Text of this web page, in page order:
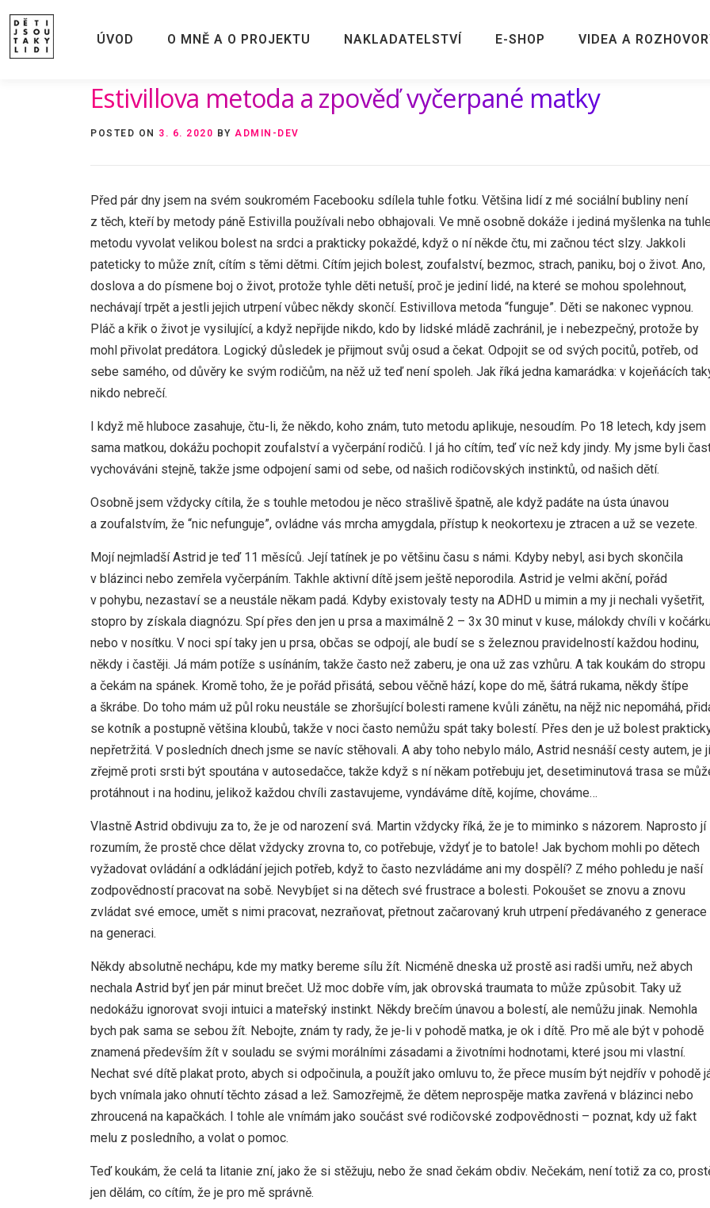
content
ÚVOD O MNĚ A O PROJEKTU NAKLADATELSTVÍ E-SHOP VIDEA A
Estivillova metoda a zpověď vyčerpané matky
POSTED ON 3. 6. 2020 BY ADMIN-DEV
Před pár dny jsem na svém soukromém Facebooku sdílela tuhle fotku. Většina lidí z mé sociální bubliny není
z těch, kteří by metody páně Estivilla používali nebo obhajovali. Ve mně osobně dokáže i jediná myšlenka na
metodu vyvolat velikou bolest na srdci a prakticky pokaždé, když o ní někde čtu, mi začnou téct slzy. Jakkoli
pateticky to může znít, cítím s těmi dětmi. Cítím jejich bolest, zoufalství, bezmoc, strach, paniku, boj o život. Ano,
doslova a do písmene boj o život, protože tyhle děti netuší, proč je jediní lidé, na které se mohou spolehnout,
nechávají trpět a jestli jejich utrpení vůbec někdy skončí. Estivillova metoda “funguje”. Děti se nakonec vypnou.
Pláč a křik o život je vysilující, a když nepřijde nikdo, kdo by lidské mládě zachránil, je i nebezpečný, protože by
mohl přivolat predátora. Logický důsledek je přijmout svůj osud a čekat. Odpojit se od svých pocitů, potřeb, od
sebe samého, od důvěry ke svým rodičům, na něž už teď není spoleh. Jak říká jedna kamarádka: v kojeňácích
nikdo nebrečí.
I když mě hluboce zasahuje, čtu-li, že někdo, koho znám, tuto metodu aplikuje, nesoudím. Po 18 letech, kdy jsem
sama matkou, dokážu pochopit zoufalství a vyčerpání rodičů. I já ho cítím, teď víc než kdy jindy. My jsme byli
vychováváni stejně, takže jsme odpojení sami od sebe, od našich rodičovských instinktů, od našich dětí.
Osobně jsem vždycky cítila, že s touhle metodou je něco strašlivě špatně, ale když padáte na ústa únavou
a zoufalstvím, že “nic nefunguje”, ovládne vás mrcha amygdala, přístup k neokortexu je ztracen a už se vezete.
Mojí nejmladší Astrid je teď 11 měsíců. Její tatínek je po většinu času s námi. Kdyby nebyl, asi bych skončila
v blázinci nebo zemřela vyčerpáním. Takhle aktivní dítě jsem ještě neporodila. Astrid je velmi akční, pořád
v pohybu, nezastaví se a neustále někam padá. Kdyby existovaly testy na ADHD u mimin a my ji nechali vyšetřit,
stopro by získala diagnózu. Spí přes den jen u prsa a maximálně 2 – 3x 30 minut v kuse, málokdy chvíli v
nebo v nosítku. V noci spí taky jen u prsa, občas se odpojí, ale budí se s železnou pravidelností každou hodinu,
někdy i častěji. Já mám potíže s usínáním, takže často než zaberu, je ona už zas vzhůru. A tak koukám do stropu
a čekám na spánek. Kromě toho, že je pořád přisátá, sebou věčně hází, kope do mě, šátrá rukama, někdy štípe
a škrábe. Do toho mám už půl roku neustále se zhoršující bolesti ramene kvůli zánětu, na nějž nic nepomáhá,
se kotník a postupně většina kloubů, takže v noci často nemůžu spát taky bolestí. Přes den je už bolest
nepřetržitá. V posledních dnech jsme se navíc stěhovali. A aby toho nebylo málo, Astrid nesnáší cesty autem, je jí
zřejmě proti srsti být spoutána v autosedačce, takže když s ní někam potřebuju jet, desetiminutová trasa se
protáhnout i na hodinu, jelikož každou chvíli zastavujeme, vyndáváme dítě, kojíme, chováme…
Vlastně Astrid obdivuju za to, že je od narození svá. Martin vždycky říká, že je to miminko s názorem. Naprosto jí
rozumím, že prostě chce dělat vždycky zrovna to, co potřebuje, vždyť je to batole! Jak bychom mohli po dětech
vyžadovat ovládání a odkládání jejich potřeb, když to často nezvládáme ani my dospělí? Z mého pohledu je naší
zodpovědností pracovat na sobě. Nevybíjet si na dětech své frustrace a bolesti. Pokoušet se znovu a znovu
zvládat své emoce, umět s nimi pracovat, nezraňovat, přetnout začarovaný kruh utrpení předávaného z generace
na generaci.
Někdy absolutně nechápu, kde my matky bereme sílu žít. Nicméně dneska už prostě asi radši umřu, než abych
nechala Astrid byť jen pár minut brečet. Už moc dobře vím, jak obrovská traumata to může způsobit. Taky už
nedokážu ignorovat svoji intuici a mateřský instinkt. Někdy brečím únavou a bolestí, ale nemůžu jinak. Nemohla
bych pak sama se sebou žít. Nebojte, znám ty rady, že je-li v pohodě matka, je ok i dítě. Pro mě ale být v pohodě
znamená především žít v souladu se svými morálními zásadami a životními hodnotami, které jsou mi vlastní.
Nechat své dítě plakat proto, abych si odpočinula, a použít jako omluvu to, že přece musím být nejdřív v pohodě
bych vnímala jako ohnutí těchto zásad a lež. Samozřejmě, že dětem neprospěje matka zavřená v blázinci nebo
zhroucená na kapačkách. I tohle ale vnímám jako součást své rodičovské zodpovědnosti – poznat, kdy už fakt
melu z posledního, a volat o pomoc.
Teď koukám, že celá ta litanie zní, jako že si stěžuju, nebo že snad čekám obdiv. Nečekám, není totiž za co,
jen dělám, co cítím, že je pro mě správně.